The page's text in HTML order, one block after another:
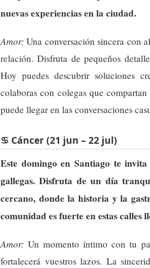
nuevas experiencias en la ciudad.
Amor: Una conversación sincera con
relación. Disfruta de pequeños
Hoy puedes descubrir soluciones
colaboras con colegas que
puede llegar en las conversaciones
♋ Cáncer (21 jun – 22 jul)
Este domingo en Santiago te
gallegas. Disfruta de un día
cercano, donde la historia y la
comunidad es fuerte en estas calles
Amor: Un momento íntimo con tu
fortalecerá vuestros lazos. La